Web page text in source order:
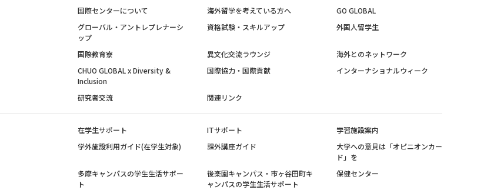
国際センターについて 海外留学を考えている方へ
GO GLOBAL
グローバル・アントレプレナーシ
ップ
資格試験・スキルアップ 外国人留学生
国際教育寮 異文化交流ラウンジ
海外とのネットワーク
CHUO GLOBAL x Diversity &
Inclusion
国際協力・国際貢献 インターナショナルウィーク
研究者交流 関連リンク
在学生サポート ITサポート
学習施設案内
学外施設利用ガイド(在学生対象)
課外講座ガイド
大学への意見は「オピニオンカー
ド」を
多摩キャンパスの学生生活サポー
ト
後楽園キャンパス・市ヶ谷田町キ
ャンパスの学生生活サポート
保健センター